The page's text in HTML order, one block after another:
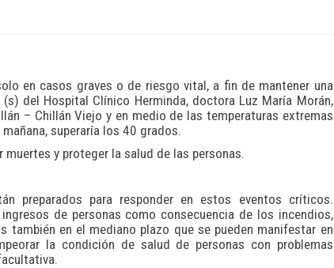
en casos graves o de riesgo vital, a fin de mantener una
del Hospital Clínico Herminda, doctora Luz María Morán,
– Chillán Viejo y en medio de las temperaturas extremas
superaría los 40 grados.
y proteger la salud de las personas.
preparados para responder en estos eventos críticos.
de personas como consecuencia de los incendios,
en el mediano plazo que se pueden manifestar en
la condición de salud de personas con problemas